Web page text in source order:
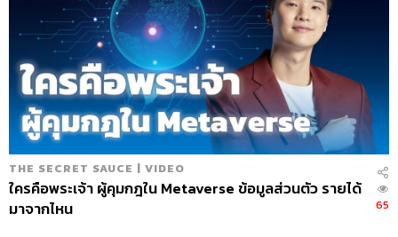
THE SECRET SAUCE | VIDEO
ใครคือพระเจ้า ผู้คุมกฎใน Metaverse ข้อมูลส่วนตัว รายได้
มาจากไหน
65